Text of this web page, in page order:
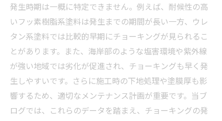
発生時期は一概に特定できません。例えば、耐候性の高
いフッ素樹脂系塗料は発生までの期間が長い一方、ウレ
タン系塗料では比較的早期にチョーキングが見られるこ
とがあります。また、海岸部のような塩害環境や紫外線
が強い地域では劣化が促進され、チョーキングも早く発
生しやすいです。さらに施工時の下地処理や塗膜厚も影
響するため、適切なメンテナンス計画が重要です。当ブ
ログでは、これらのデータを踏まえ、チョーキングの発